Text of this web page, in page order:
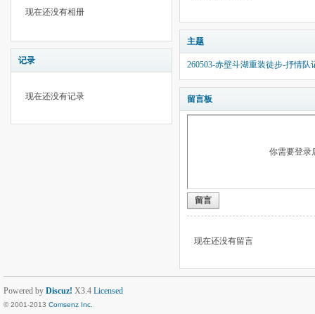
现在还没有相册
记录
现在还没有记录
主题
260503-赤壁斗湖重装徒步-抒情队
留言板
你需要登录
留言
现在还没有留言
Powered by Discuz! X3.4 Licensed
© 2001-2013 Comsenz Inc.